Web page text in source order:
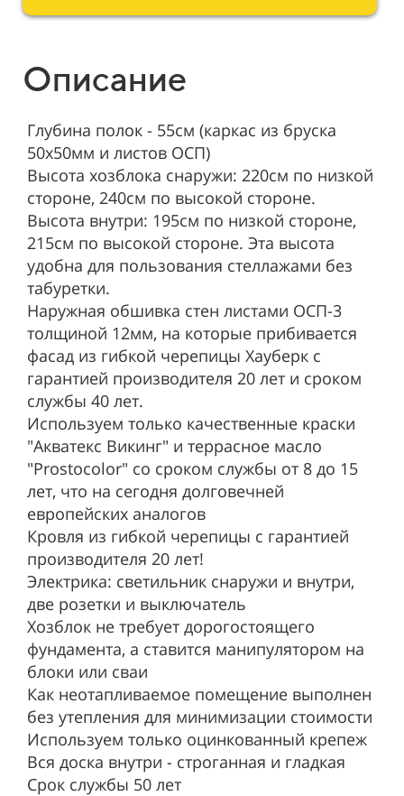
Описание
Глубина полок - 55см (каркас из бруска
50х50мм и листов ОСП)
Высота хозблока снаружи: 220см по низкой
стороне, 240см по высокой стороне.
Высота внутри: 195см по низкой стороне,
215см по высокой стороне. Эта высота
удобна для пользования стеллажами без
табуретки.
Наружная обшивка стен листами ОСП-3
толщиной 12мм, на которые прибивается
фасад из гибкой черепицы Хауберк с
гарантией производителя 20 лет и сроком
службы 40 лет.
Используем только качественные краски
"Акватекс Викинг" и террасное масло
"Prostocolor" со сроком службы от 8 до 15
лет, что на сегодня долговечней
европейских аналогов
Кровля из гибкой черепицы с гарантией
производителя 20 лет!
Электрика: светильник снаружи и внутри,
две розетки и выключатель
Хозблок не требует дорогостоящего
фундамента, а ставится манипулятором на
блоки или сваи
Как неотапливаемое помещение выполнен
без утепления для минимизации стоимости
Используем только оцинкованный крепеж
Вся доска внутри - строганная и гладкая
Срок службы 50 лет